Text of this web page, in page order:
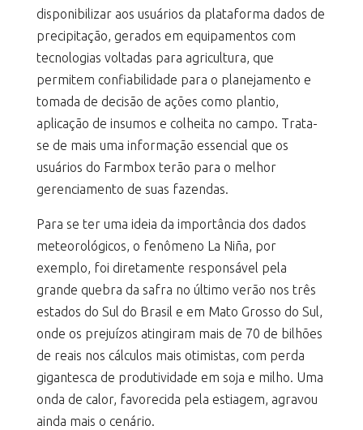
disponibilizar aos usuários da plataforma dados de
precipitação, gerados em equipamentos com
tecnologias voltadas para agricultura, que
permitem confiabilidade para o planejamento e
tomada de decisão de ações como plantio,
aplicação de insumos e colheita no campo. Trata-
se de mais uma informação essencial que os
usuários do Farmbox terão para o melhor
gerenciamento de suas fazendas.
Para se ter uma ideia da importância dos dados
meteorológicos, o fenômeno La Niña, por
exemplo, foi diretamente responsável pela
grande quebra da safra no último verão nos três
estados do Sul do Brasil e em Mato Grosso do Sul,
onde os prejuízos atingiram mais de 70 de bilhões
de reais nos cálculos mais otimistas, com perda
gigantesca de produtividade em soja e milho. Uma
onda de calor, favorecida pela estiagem, agravou
ainda mais o cenário.